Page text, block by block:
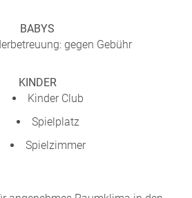
BABYS
gegen Gebühr
KINDER
Kinder Club
Spielplatz
Spielzimmer